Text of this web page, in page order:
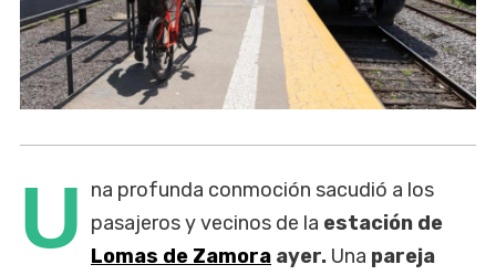
U na profunda conmoción sacudió a los
pasajeros y vecinos de la estación de
Lomas de Zamora ayer. Una pareja